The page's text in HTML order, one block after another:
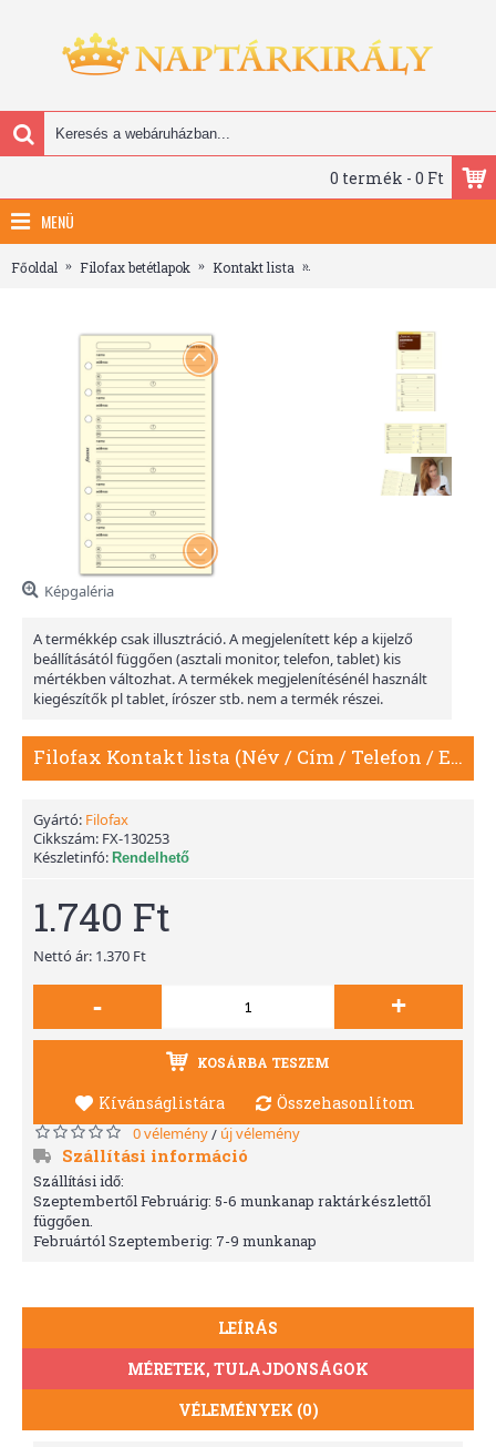
0 termék - 0 Ft
MENÜ
Főoldal Filofax betétlapok Kontakt lista
Képgaléria
A termékkép csak illusztráció. A megjelenített kép a kijelző
beállításától függően (asztali monitor, telefon, tablet) kis
mértékben változhat. A termékek megjelenítésénél használt
kiegészítők pl tablet, írószer stb. nem a termék részei.
Filofax Kontakt lista (Név / Cím / Telefon / Email / Fax / Mobil) Personal Krém
Gyártó: Filofax
Cikkszám: FX-130253
Készletinfó: Rendelhető
1.740 Ft
Nettó ár: 1.370 Ft
- +
KOSÁRBA TESZEM
Kívánságlistára Összehasonlítom
0 vélemény/ új vélemény
Szállítási információ
Szállítási idő:
Szeptembertől Februárig: 5-6 munkanap raktárkészlettől
függően.
Februártól Szeptemberig: 7-9 munkanap
LEÍRÁS
MÉRETEK, TULAJDONSÁGOK
VÉLEMÉNYEK (0)